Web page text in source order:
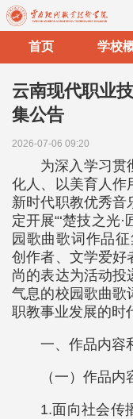
首页 学校
云南现代职业
集公告
2026-07-06 09:20
为深入学习贯
化人、以美育人作
新时代职教优秀音
定开展“‘楚技之光
园歌曲歌词作品
创作者、文学爱好
尚的表达为活动投
气息的校园歌曲歌
职教事业发展的时
一、作品内容
（一）作品内
1.面向社会传